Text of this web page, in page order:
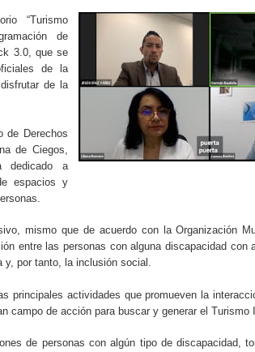
“Turismo
de
3.0, que se
de la
de la
de Derechos
de Ciegos,
dedicado a
espacios y
mismo que de acuerdo con la Organización
entre las personas con alguna discapacidad con
y, por tanto, la inclusión social.
principales actividades que promueven la
campo de acción para buscar y generar el Turismo
de personas con algún tipo de discapacidad,